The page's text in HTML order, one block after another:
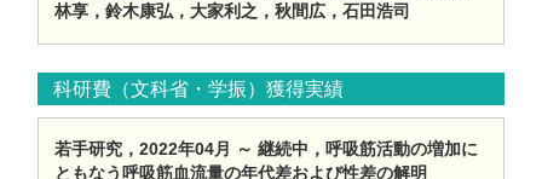
林享，鈴木康弘，大家利之，秋間広，石田浩司
科研費（文科省・学振）獲得実績
若手研究，2022年04月 ～ 継続中，呼吸筋活動の増加に
ともなう呼吸筋血流量の年代差および性差の解明